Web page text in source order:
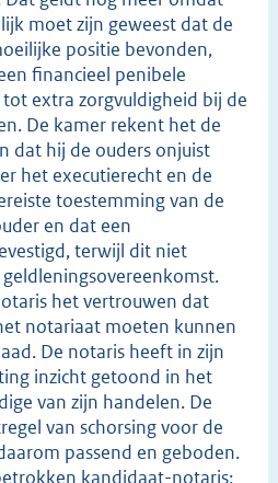
moet zijn geweest dat de
positie bevonden,
financieel penibele
extra zorgvuldigheid bij de
De kamer rekent het de
dat hij de ouders onjuist
het executierecht en de
toestemming van de
en dat een
terwijl dit niet
het vertrouwen dat
notariaat moeten kunnen
De notaris heeft in zijn
inzicht getoond in het
van zijn handelen. De
van schorsing voor de
passend en geboden.
kandidaat-notaris: